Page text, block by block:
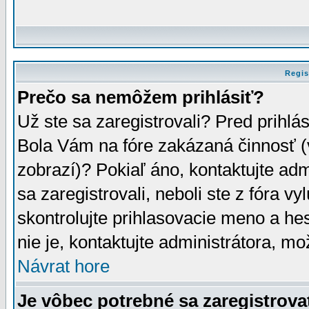
Prečo sa nemôžem prihlásiť?
Už ste sa zaregistrovali? Pred
Bola Vám na fóre zakázaná činnosť
zobrazí)? Pokiaľ áno, kontaktujte
sa zaregistrovali, neboli ste z fóra
skontrolujte prihlasovacie meno a
nie je, kontaktujte administrátora,
Návrat hore
Je vôbec potrebné sa